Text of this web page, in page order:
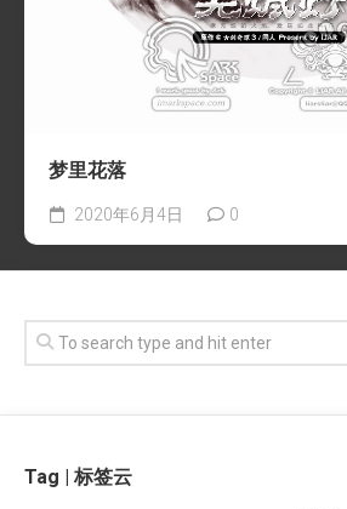
梦里花落
2020年6月4日 0
Tag | 标签云